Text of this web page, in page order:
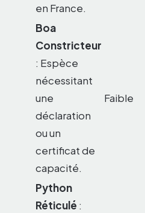
en France.
Boa
Constricteur
: Espèce
nécessitant
une
déclaration
ou un
certificat de
capacité.
Faible
Python
Réticulé :